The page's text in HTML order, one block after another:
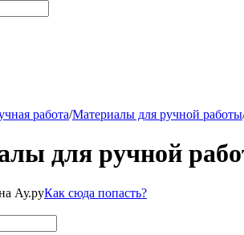
работа/Материалы для ручной работы
для ручной
Ау.руКак сюда попасть?